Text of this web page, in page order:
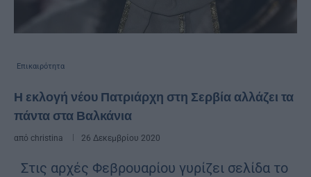
Επικαιρότητα
Η εκλογή νέου Πατριάρχη στη Σερβία αλλάζει τα
πάντα στα Βαλκάνια
από christina 26 Δεκεμβρίου 2020
Στις αρχές Φεβρουαρίου γυρίζει σελίδα το